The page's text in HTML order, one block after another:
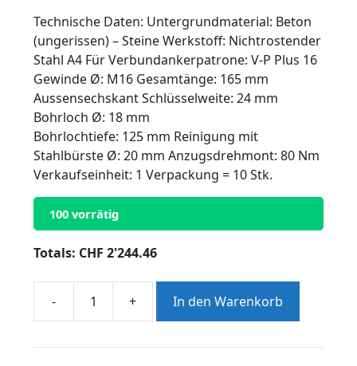
Technische Daten: Untergrundmaterial: Beton
(ungerissen) – Steine Werkstoff: Nichtrostender
Stahl A4 Für Verbundankerpatrone: V-P Plus 16
Gewinde Ø: M16 Gesamtänge: 165 mm
Aussensechskant Schlüsselweite: 24 mm
Bohrloch Ø: 18 mm
Bohrlochtiefe: 125 mm Reinigung mit
Stahlbürste Ø: 20 mm Anzugsdrehmont: 80 Nm
Verkaufseinheit: 1 Verpackung = 10 Stk.
100 vorrätig
Totals: CHF 2'244.46
-
Ankerstangen
+ In den Warenkorb